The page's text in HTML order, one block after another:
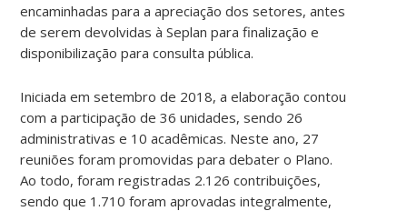
encaminhadas para a apreciação dos setores, antes
de serem devolvidas à Seplan para finalização e
disponibilização para consulta pública.
Iniciada em setembro de 2018, a elaboração contou
com a participação de 36 unidades, sendo 26
administrativas e 10 acadêmicas. Neste ano, 27
reuniões foram promovidas para debater o Plano.
Ao todo, foram registradas 2.126 contribuições,
sendo que 1.710 foram aprovadas integralmente,